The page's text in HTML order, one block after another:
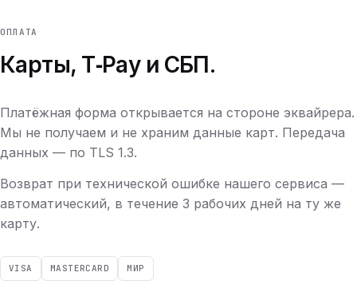
ОПЛАТА
Карты, T‑Pay и СБП.
Платёжная форма открывается на стороне эквайрера.
Мы не получаем и не храним данные карт. Передача
данных — по TLS 1.3.
Возврат при технической ошибке нашего сервиса —
автоматический, в течение 3 рабочих дней на ту же
карту.
VISA MASTERCARD МИР